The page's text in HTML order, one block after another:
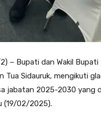
– Bupati dan Wakil
Sidauruk, mengikuti
jabatan 2025-2030 yang
(19/02/2025).